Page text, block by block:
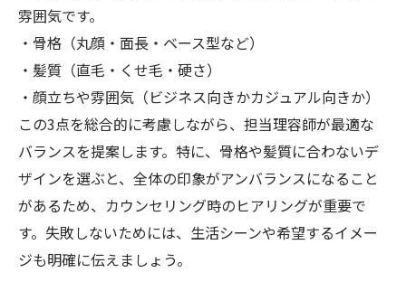
雰囲気です。
・骨格（丸顔・面長・ベース型など）
・髪質（直毛・くせ毛・硬さ）
・顔立ちや雰囲気（ビジネス向きかカジュアル向きか）
この3点を総合的に考慮しながら、担当理容師が最適な
バランスを提案します。特に、骨格や髪質に合わないデ
ザインを選ぶと、全体の印象がアンバランスになること
があるため、カウンセリング時のヒアリングが重要で
す。失敗しないためには、生活シーンや希望するイメー
ジも明確に伝えましょう。